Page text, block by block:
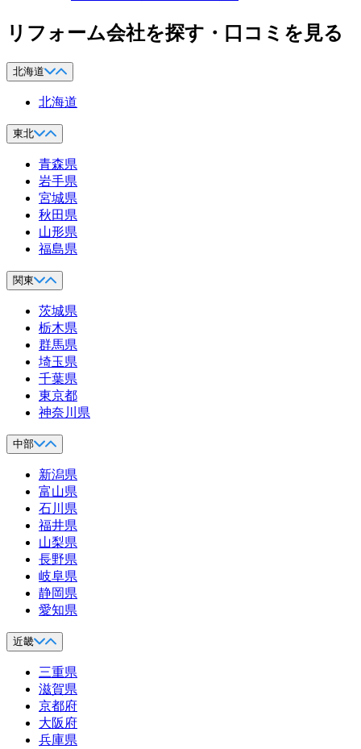
リフォーム会社を探す・口コミを見る
北海道
北海道
東北
青森県
岩手県
宮城県
秋田県
山形県
福島県
関東
茨城県
栃木県
群馬県
埼玉県
千葉県
東京都
神奈川県
中部
新潟県
富山県
石川県
福井県
山梨県
長野県
岐阜県
静岡県
愛知県
近畿
三重県
滋賀県
京都府
大阪府
兵庫県